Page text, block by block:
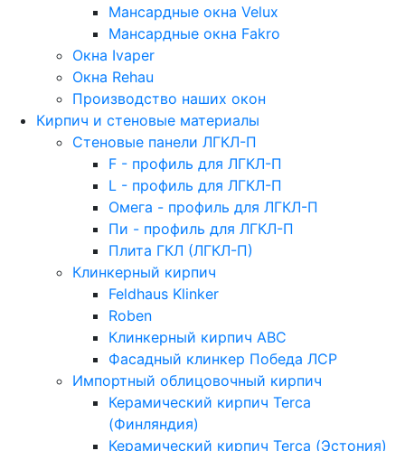
Мансардные окна Velux
Мансардные окна Fakro
Окна Ivaper
Окна Rehau
Производство наших окон
Кирпич и стеновые материалы
Стеновые панели ЛГКЛ-П
F - профиль для ЛГКЛ-П
L - профиль для ЛГКЛ-П
Омега - профиль для ЛГКЛ-П
Пи - профиль для ЛГКЛ-П
Плита ГКЛ (ЛГКЛ-П)
Клинкерный кирпич
Feldhaus Klinker
Roben
Клинкерный кирпич ABC
Фасадный клинкер Победа ЛСР
Импортный облицовочный кирпич
Керамический кирпич Terca
(Финляндия)
Керамический кирпич Terca (Эстония)